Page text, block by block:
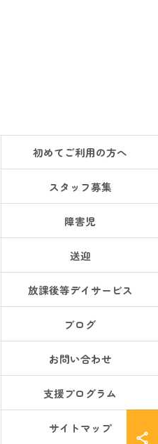
初めてご利用の方へ
スタッフ募集
障害児
送迎
放課後等デイサービス
ブログ
お問い合わせ
支援プログラム
サイトマップ